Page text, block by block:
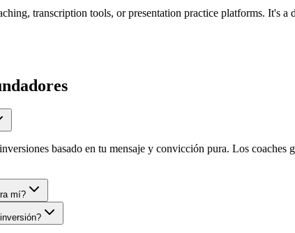
transcription tools, or presentation practice platforms. It's a
basado en tu mensaje y convicción pura. Los
mí?